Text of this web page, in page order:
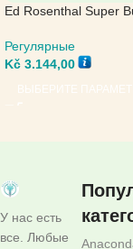
Ed Rosenthal Super
Регулярные
Kč 3.144,00
У нас есть
все. Любые